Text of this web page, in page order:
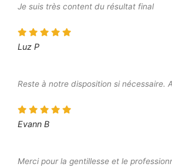
Je suis très content du résultat final
Luz P
Reste à notre disposition si nécessaire.
Evann B
Merci pour la gentillesse et le